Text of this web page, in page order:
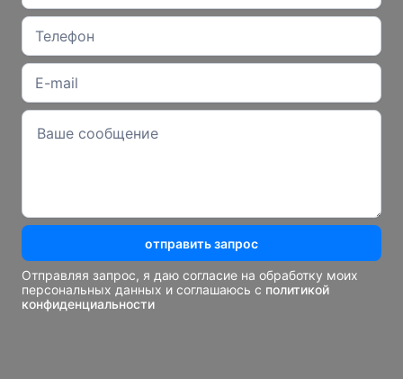
отправить запрос
Отправляя запрос, я даю согласие на обработку моих
персональных данных и соглашаюсь с политикой
конфиденциальности